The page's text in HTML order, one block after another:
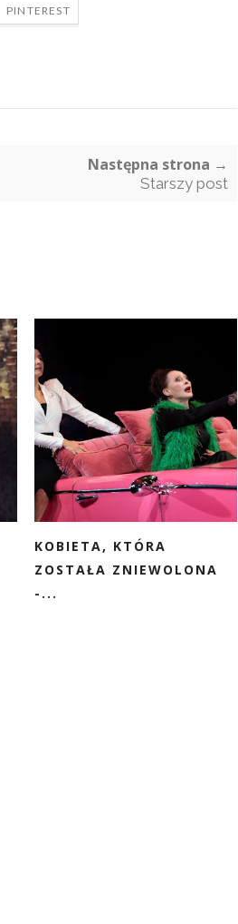
PINTEREST
Następna strona →
Starszy post
KOBIETA, KTÓRA
ZOSTAŁA ZNIEWOLONA
-...